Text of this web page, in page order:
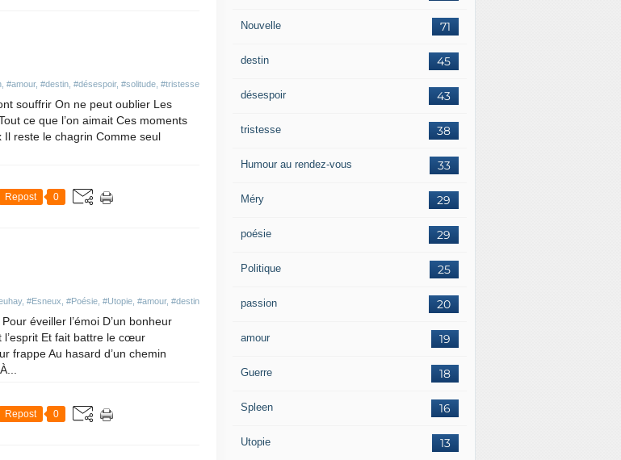
#amour, #destin #désespoir, #solitude #tristesse
souffrir On ne peut oublier Les
ce que l’on aimait Ces moments
reste le chagrin Comme seul
Repost 0
, #Esneux #Poésie #Utopie #amour, #destin
éveiller l’émoi D’un bonheur
Et fait battre le cœur
frappe Au hasard d’un chemin
Repost 0
71
Nouvelle
45
destin
43
désespoir
38
tristesse
33
Humour au rendez-vous
29
Méry
29
poésie
25
Politique
20
passion
19
amour
18
Guerre
16
Spleen
13
Utopie